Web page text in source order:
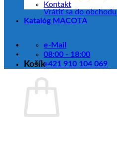
Vrátiť sa do obchodu
Košík
Kontakt
Katalóg MACOTA
e-Mail
08:00 - 18:00
+421 910 104 069